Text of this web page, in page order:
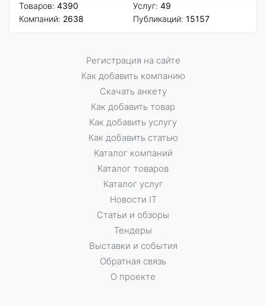
Товаров: 4390
Компаний: 2638
Услуг: 49
Публикаций: 15157
Регистрация на сайте
Как добавить компанию
Скачать анкету
Как добавить товар
Как добавить услугу
Как добавить статью
Каталог компаний
Каталог товаров
Каталог услуг
Новости IT
Статьи и обзоры
Тендеры
Выставки и события
Обратная связь
О проекте